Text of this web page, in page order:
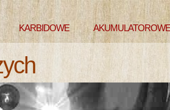
KARBIDOWE AKUMULATOROWE